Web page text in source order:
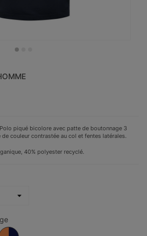
Polo piqué bicolore avec patte de boutonnage 3
couleur contrastée au col et fentes latérales.
40% polyester recyclé.
Jaune